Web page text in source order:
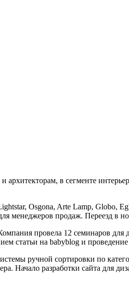
в сегменте
Osgona, Arte Lamp, Globo,
менеджеров продаж. Переезд в
провела 12 семинаров для
статьи на babyblog и проведение
ручной сортировки по
Начало разработки сайта для